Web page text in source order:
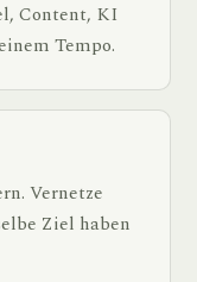
Content, KI
Tempo.
Vernetze
Ziel haben